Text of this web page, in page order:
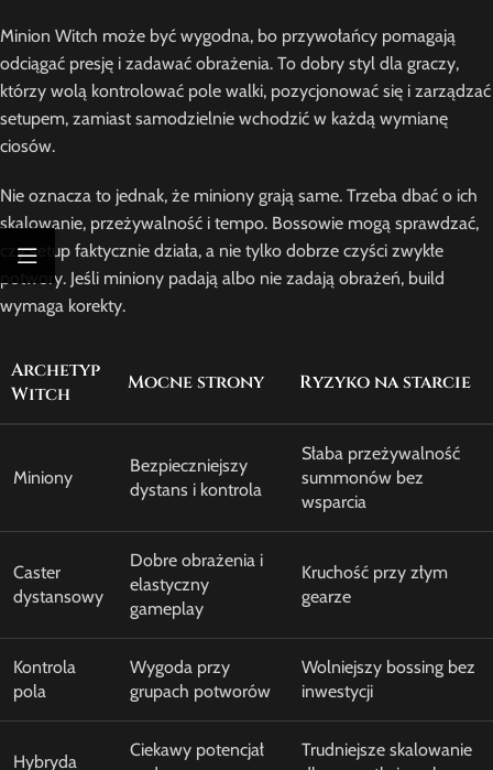
Minion Witch może być wygodna, bo przywołańcy pomagają
odciągać presję i zadawać obrażenia. To dobry styl dla graczy,
którzy wolą kontrolować pole walki, pozycjonować się i zarządzać
setupem, zamiast samodzielnie wchodzić w każdą wymianę
ciosów.
Nie oznacza to jednak, że miniony grają same. Trzeba dbać o ich
skalowanie, przeżywalność i tempo. Bossowie mogą sprawdzać,
czy setup faktycznie działa, a nie tylko dobrze czyści zwykłe
potwory. Jeśli miniony padają albo nie zadają obrażeń, build
wymaga korekty.
Archetyp
Witch
Mocne strony Ryzyko na starcie
Miniony
Bezpieczniejszy
dystans i kontrola
Słaba przeżywalność
summonów bez
wsparcia
Caster
dystansowy
Dobre obrażenia i
elastyczny
gameplay
Kruchość przy złym
gearze
Kontrola
pola
Wygoda przy
grupach potworów
Wolniejszy bossing bez
inwestycji
Hybryda
Ciekawy potencjał
Trudniejsze skalowanie